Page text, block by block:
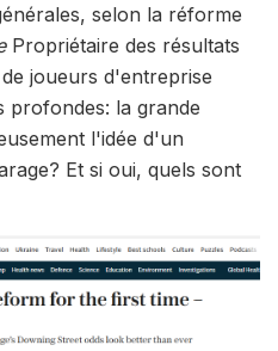
selon la réforme
Propriétaire des résultats
joueurs d'entreprise
profondes: la grande
l'idée d'un
Et si oui, quels sont